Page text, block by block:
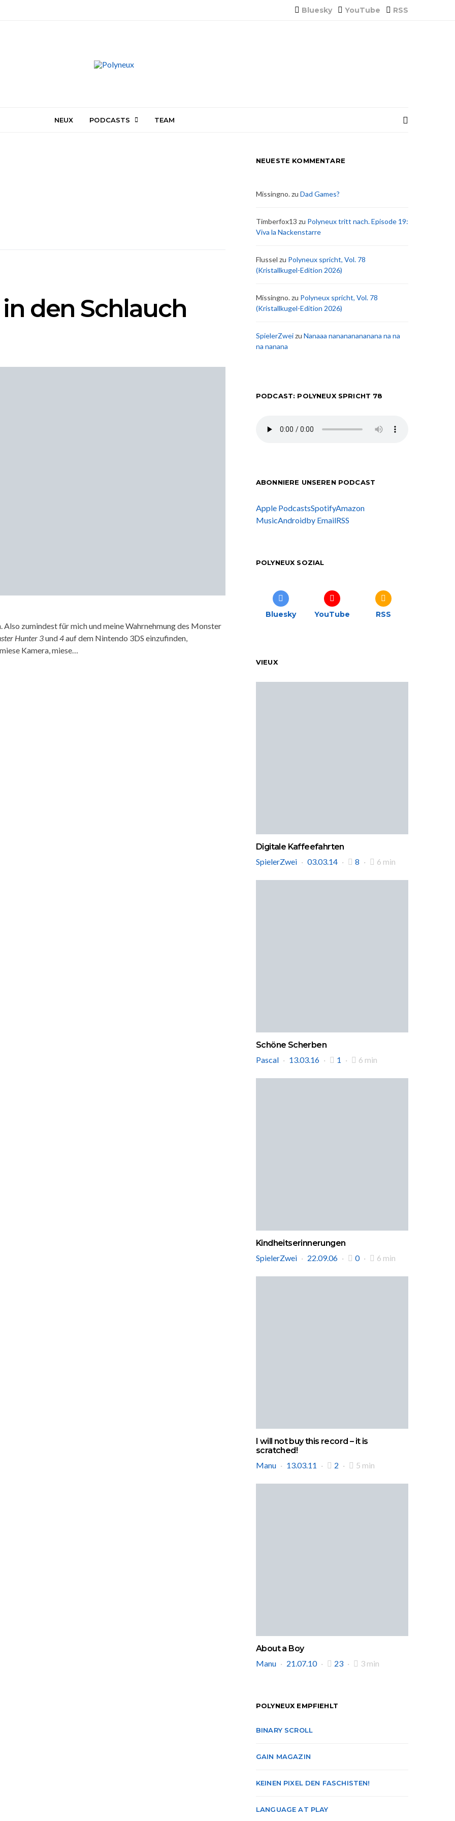
Bluesky YouTube RSS
NEUX PODCASTS TEAM
den Schlauch
zumindest für mich und meine Wahrnehmung des Monster
Hunter 3und4auf dem Nintendo 3DS einzufinden,
Kamera, miese…
NEUESTE KOMMENTARE
Missingno.zu Dad Games?
Timberfox13 zu Polyneux tritt nach. Episode 19:
Viva la Nackenstarre
Flussel zu Polyneux spricht, Vol. 78
(Kristallkugel-Edition 2026)
Missingno.zu Polyneux spricht, Vol. 78
(Kristallkugel-Edition 2026)
SpielerZweizu Nanaaa nanananananana na na
na nanana
PODCAST: POLYNEUX SPRICHT 78
ABONNIERE UNSEREN PODCAST
Apple PodcastsSpotifyAmazon
MusicAndroidby EmailRSS
POLYNEUX SOZIAL
Bluesky YouTube RSS
VIEUX
Digitale Kaffeefahrten
SpielerZwei
03.03.14 8 6 min
Schöne Scherben
Pascal
13.03.16 1 6 min
Kindheitserinnerungen
SpielerZwei
22.09.06 0 6 min
I will not buy this record – it is
scratched!
Manu
13.03.11 2 5 min
About a Boy
Manu
21.07.10 23 3 min
POLYNEUX EMPFIEHLT
BINARY SCROLL
GAIN MAGAZIN
KEINEN PIXEL DEN FASCHISTEN!
LANGUAGE AT PLAY